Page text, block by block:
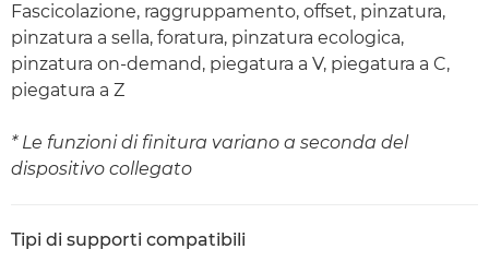
Fascicolazione, raggruppamento, offset, pinzatura,
pinzatura a sella, foratura, pinzatura ecologica,
pinzatura on-demand, piegatura a V, piegatura a C,
piegatura a Z
* Le funzioni di finitura variano a seconda del
dispositivo collegato
Tipi di supporti compatibili